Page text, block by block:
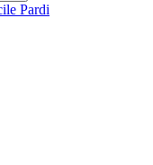
Pardi